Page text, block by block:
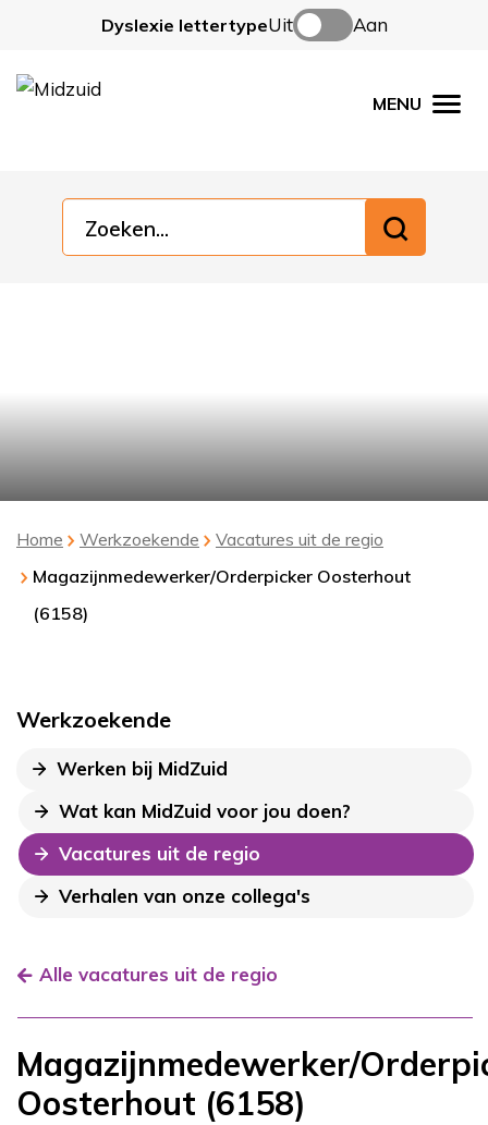
Dyslexie lettertypeUit Aan
MENU
Home Werkzoekende
Vacatures uit de regio
Magazijnmedewerker/Orderpicker Oosterhout
(6158)
Werkzoekende
Werken bij MidZuid
Wat kan MidZuid voor jou doen?
Vacatures uit de regio
Verhalen van onze collega's
Alle vacatures uit de regio
Magazijnmedewerker/
Oosterhout (6158)